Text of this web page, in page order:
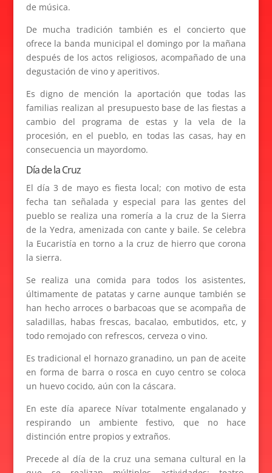
de música.
De mucha tradición también es el concierto que
ofrece la banda municipal el domingo por la mañana
después de los actos religiosos, acompañado de una
degustación de vino y aperitivos.
Es digno de mención la aportación que todas las
familias realizan al presupuesto base de las fiestas a
cambio del programa de estas y la vela de la
procesión, en el pueblo, en todas las casas, hay en
consecuencia un mayordomo.
Día de la Cruz
El día 3 de mayo es fiesta local; con motivo de esta
fecha tan señalada y especial para las gentes del
pueblo se realiza una romería a la cruz de la Sierra
de la Yedra, amenizada con cante y baile. Se celebra
la Eucaristía en torno a la cruz de hierro que corona
la sierra.
Se realiza una comida para todos los asistentes,
últimamente de patatas y carne aunque también se
han hecho arroces o barbacoas que se acompaña de
saladillas, habas frescas, bacalao, embutidos, etc, y
todo remojado con refrescos, cerveza o vino.
Es tradicional el hornazo granadino, un pan de aceite
en forma de barra o rosca en cuyo centro se coloca
un huevo cocido, aún con la cáscara.
En este día aparece Nívar totalmente engalanado y
respirando un ambiente festivo, que no hace
distinción entre propios y extraños.
Precede al día de la cruz una semana cultural en la